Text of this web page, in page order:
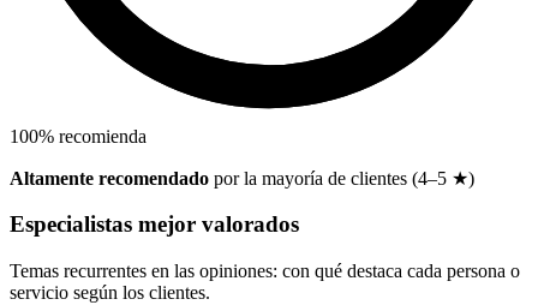
100% recomienda
Altamente recomendado por la mayoría de clientes (4–5 ★)
Especialistas mejor valorados
Temas recurrentes en las opiniones: con qué destaca cada persona o
servicio según los clientes.